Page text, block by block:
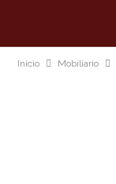
Inicio Mobiliario